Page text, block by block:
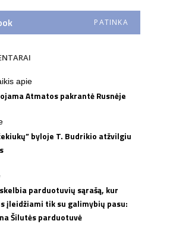
PATINKA
apie
Atmatos pakrantė Rusnėje
byloje T. Budrikio atžvilgiu
parduotuvių sąrašą, kur
įleidžiami tik su galimybių pasu:
Šilutės parduotuvė